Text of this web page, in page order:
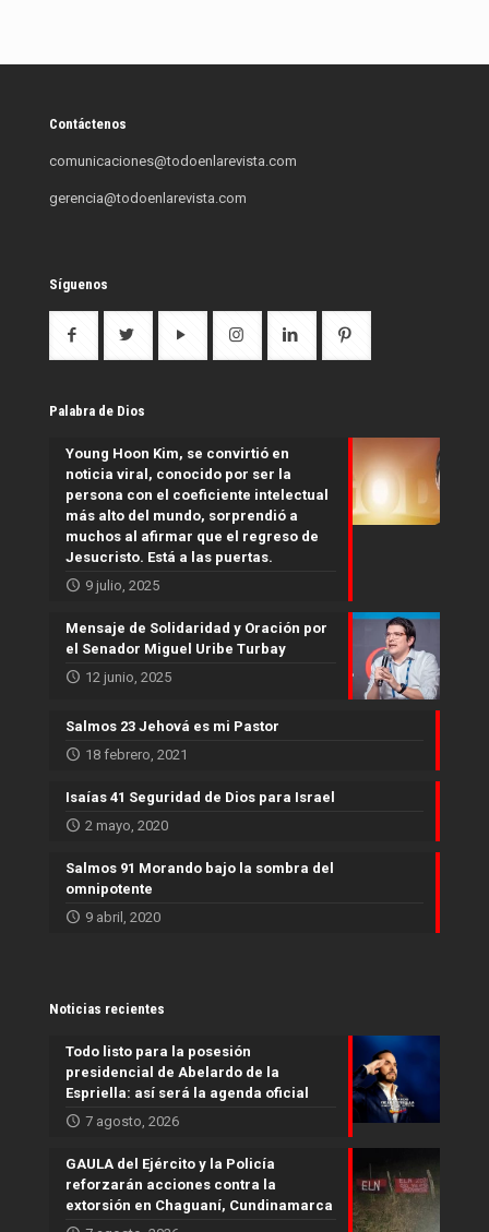
Contáctenos
comunicaciones@todoenlarevista.com
gerencia@todoenlarevista.com
Síguenos
Palabra de Dios
Young Hoon Kim, se convirtió en
noticia viral, conocido por ser la
persona con el coeficiente intelectual
más alto del mundo, sorprendió a
muchos al afirmar que el regreso de
Jesucristo. Está a las puertas.
9 julio, 2025
Mensaje de Solidaridad y Oración por
el Senador Miguel Uribe Turbay
12 junio, 2025
Salmos 23 Jehová es mi Pastor
18 febrero, 2021
Isaías 41 Seguridad de Dios para Israel
2 mayo, 2020
Salmos 91 Morando bajo la sombra del
omnipotente
9 abril, 2020
Noticias recientes
Todo listo para la posesión
presidencial de Abelardo de la
Espriella: así será la agenda oficial
7 agosto, 2026
GAULA del Ejército y la Policía
reforzarán acciones contra la
extorsión en Chaguaní, Cundinamarca